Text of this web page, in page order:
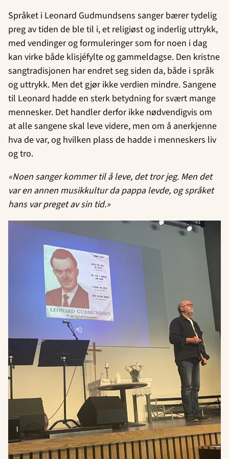
Språket i Leonard Gudmundsens sanger bærer tydelig
preg av tiden de ble til i, et religiøst og inderlig uttrykk,
med vendinger og formuleringer som for noen i dag
kan virke både klisjéfylte og gammeldagse. Den kristne
sangtradisjonen har endret seg siden da, både i språk
og uttrykk. Men det gjør ikke verdien mindre. Sangene
til Leonard hadde en sterk betydning for svært mange
mennesker. Det handler derfor ikke nødvendigvis om
at alle sangene skal leve videre, men om å anerkjenne
hva de var, og hvilken plass de hadde i menneskers liv
og tro.
«Noen sanger kommer til å leve, det tror jeg. Men det
var en annen musikkultur da pappa levde, og språket
hans var preget av sin tid.»